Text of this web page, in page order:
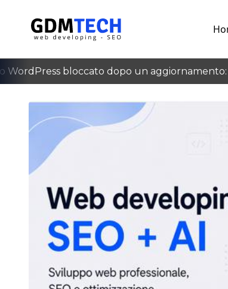
bloccato dopo un aggiornamento:
‹